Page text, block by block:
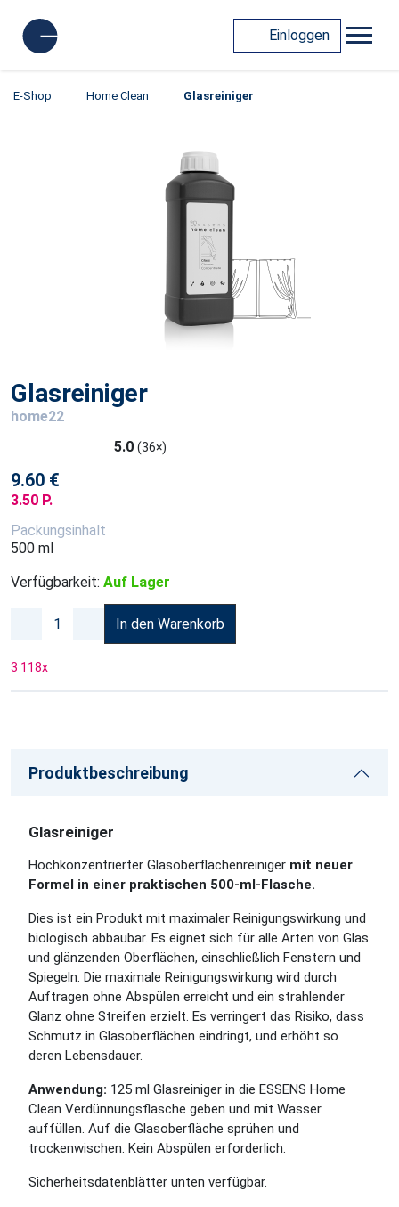
Einloggen
E-Shop Home Clean Glasreiniger
Glasreiniger
home22
5.0 (36×)
9.60 €
3.50 P.
Packungsinhalt
500 ml
Verfügbarkeit: Auf Lager
In den Warenkorb
3 118x
Produktbeschreibung
Glasreiniger
Hochkonzentrierter Glasoberflächenreiniger mit neuer
Formel in einer praktischen 500-ml-Flasche.
Dies ist ein Produkt mit maximaler Reinigungswirkung und
biologisch abbaubar. Es eignet sich für alle Arten von Glas
und glänzenden Oberflächen, einschließlich Fenstern und
Spiegeln. Die maximale Reinigungswirkung wird durch
Auftragen ohne Abspülen erreicht und ein strahlender
Glanz ohne Streifen erzielt. Es verringert das Risiko, dass
Schmutz in Glasoberflächen eindringt, und erhöht so
deren Lebensdauer.
Anwendung: 125 ml Glasreiniger in die ESSENS Home
Clean Verdünnungsflasche geben und mit Wasser
auffüllen. Auf die Glasoberfläche sprühen und
trockenwischen. Kein Abspülen erforderlich.
Sicherheitsdatenblätter unten verfügbar.